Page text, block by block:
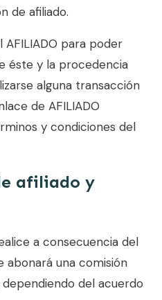
de afiliado.
para poder
éste y la procedencia
alguna transacción
de AFILIADO
y condiciones del
afiliado y
a consecuencia del
abonará una comisión
del acuerdo